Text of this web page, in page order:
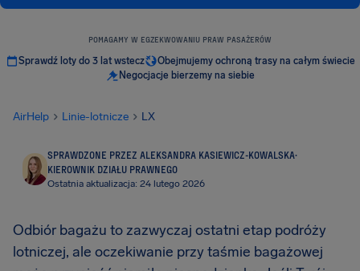
POMAGAMY W EGZEKWOWANIU PRAW PASAŻERÓW
Sprawdź loty do 3 lat wstecz
Obejmujemy ochroną trasy na całym świecie
Negocjacje bierzemy na siebie
AirHelp Linie-lotnicze LX
SPRAWDZONE PRZEZ ALEKSANDRA KASIEWICZ-KOWALSKA·
KIEROWNIK DZIAŁU PRAWNEGO
Ostatnia aktualizacja: 24 lutego 2026
Odbiór bagażu to zazwyczaj ostatni etap podróży
lotniczej, ale oczekiwanie przy taśmie bagażowej